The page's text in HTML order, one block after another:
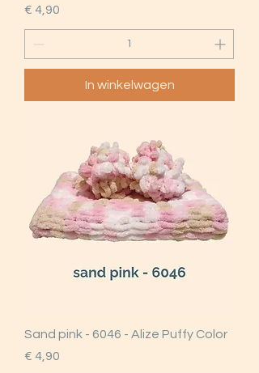
Prijs
€ 4,90
In winkelwagen
Sand pink - 6046 - Alize Puffy Color
Prijs
€ 4,90